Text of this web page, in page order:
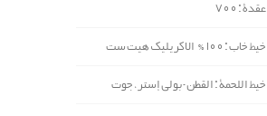
عقدة : 700
خيط خاب : 100% الاكريليك هیت ست
خيط اللحمة : القطن-بولي إستر، جوت